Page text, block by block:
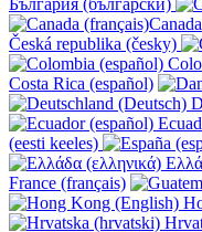
Česká republika (česky)
Costa Rica (español)
(eesti keeles)
France (français)